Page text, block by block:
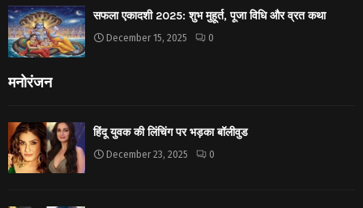
सफला एकादशी 2025: शुभ मुहूर्त, पूजा विधि और व्रत कथा
December 15, 2025 0
मनोरंजन
हिंदू युवक की लिंचिंग पर भड़का बॉलीवुड
December 23, 2025 0